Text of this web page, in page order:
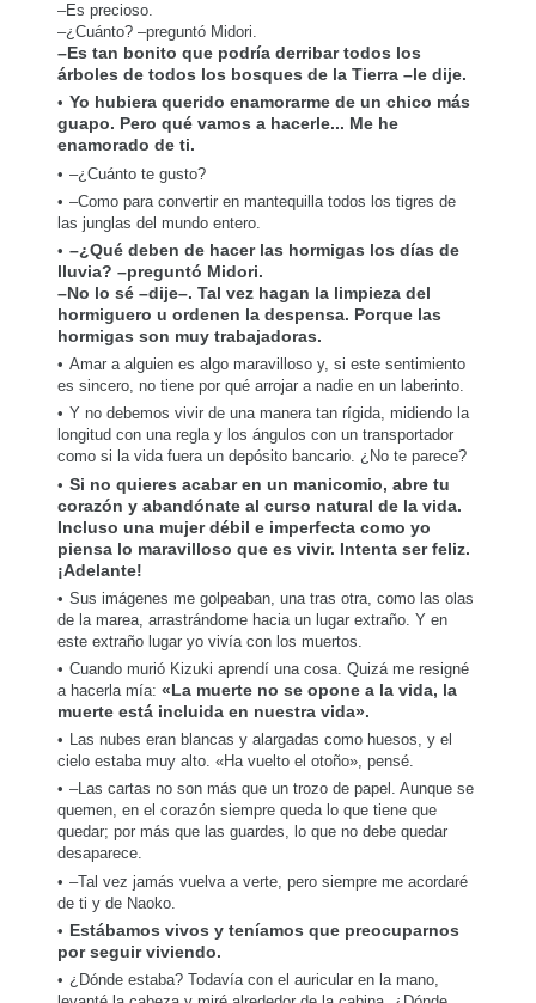
–Es precioso.
–¿Cuánto? –preguntó Midori.
–Es tan bonito que podría derribar todos los
árboles de todos los bosques de la Tierra –le dije.
Yo hubiera querido enamorarme de un chico más
guapo. Pero qué vamos a hacerle... Me he
enamorado de ti.
–¿Cuánto te gusto?
–Como para convertir en mantequilla todos los tigres de
las junglas del mundo entero.
–¿Qué deben de hacer las hormigas los días de
lluvia? –preguntó Midori.
–No lo sé –dije–. Tal vez hagan la limpieza del
hormiguero u ordenen la despensa. Porque las
hormigas son muy trabajadoras.
Amar a alguien es algo maravilloso y, si este sentimiento
es sincero, no tiene por qué arrojar a nadie en un laberinto.
Y no debemos vivir de una manera tan rígida, midiendo la
longitud con una regla y los ángulos con un transportador
como si la vida fuera un depósito bancario. ¿No te parece?
Si no quieres acabar en un manicomio, abre tu
corazón y abandónate al curso natural de la vida.
Incluso una mujer débil e imperfecta como yo
piensa lo maravilloso que es vivir. Intenta ser feliz.
¡Adelante!
Sus imágenes me golpeaban, una tras otra, como las olas
de la marea, arrastrándome hacia un lugar extraño. Y en
este extraño lugar yo vivía con los muertos.
Cuando murió Kizuki aprendí una cosa. Quizá me resigné
a hacerla mía:«La muerte no se opone a la vida, la
muerte está incluida en nuestra vida».
Las nubes eran blancas y alargadas como huesos, y el
cielo estaba muy alto. «Ha vuelto el otoño», pensé.
–Las cartas no son más que un trozo de papel. Aunque se
quemen, en el corazón siempre queda lo que tiene que
quedar; por más que las guardes, lo que no debe quedar
desaparece.
–Tal vez jamás vuelva a verte, pero siempre me acordaré
de ti y de Naoko.
Estábamos vivos y teníamos que preocuparnos
por seguir viviendo.
¿Dónde estaba? Todavía con el auricular en la mano,